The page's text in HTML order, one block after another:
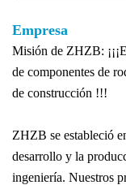
Empresa
Misión de ZHZB:
de componentes de
de construcción !!!
ZHZB se estableció
desarrollo y la
ingeniería. Nuestros